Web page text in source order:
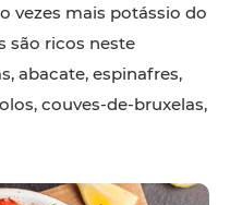
vezes mais potássio do
são ricos neste
abacate, espinafres,
couves-de-bruxelas,